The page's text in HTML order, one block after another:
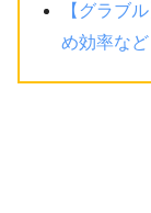
【グラブ
め効率な